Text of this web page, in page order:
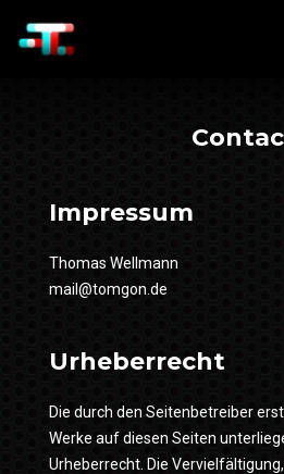
Impressum
Thomas Wellmann
mail@tomgon.de
Urheberrecht
Die durch den Seitenbetreiber
Werke auf diesen Seiten
Urheberrecht. Die